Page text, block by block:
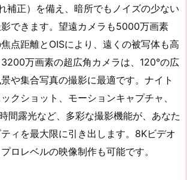
補正）を備え、暗所でもノイズの少ない
できます。望遠カメラも5000万画素
点距離とOISにより、遠くの被写体も高
万画素の超広角カメラは、120°の広
や集合写真の撮影に最適です。ナイト
クショット、モーションキャプチャ、
間露光など、多彩な撮影機能が、あなた
ィを最大限に引き出します。8Kビデオ
ロレベルの映像制作も可能です。